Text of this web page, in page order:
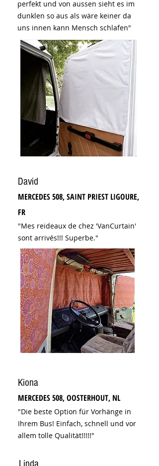
perfekt und von aussen sieht es im
dunklen so aus als wäre keiner da
uns innen kann Mensch schlafen"
David
MERCEDES 508, SAINT PRIEST LIGOURE,
FR
"Mes reideaux de chez 'VanCurtain'
sont arrivés!!! Superbe."
Kiona
MERCEDES 508, OOSTERHOUT, NL
"Die beste Option für Vorhänge in
Ihrem Bus! Einfach, schnell und vor
allem tolle Qualität!!!!!"